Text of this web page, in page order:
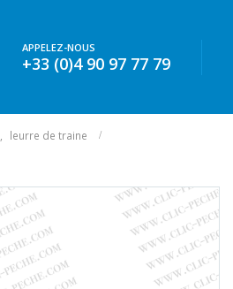
APPELEZ-NOUS
+33 (0)4 90 97 77 79
leurre de traine